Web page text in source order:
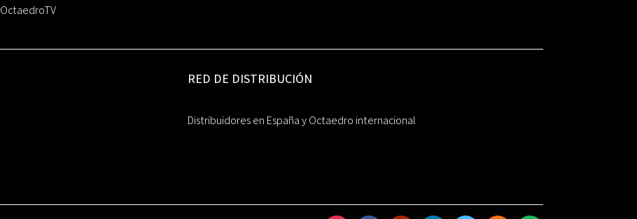
OctaedroTV
RED DE DISTRIBUCIÓN
Distribuidores en España y Octaedro internacional